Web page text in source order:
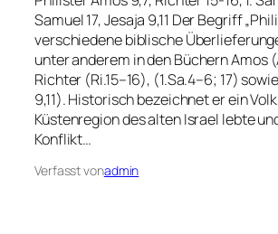
Samuel 17, Jesaja 9,11 Der Begriff
verschiedene biblische
unter anderem in den Büchern Amos
Richter (Ri.15–16), (1.Sa.4–6; 17)
9,11). Historisch bezeichnet er ein
Küstenregion des alten Israel lebte
Konflikt…
Verfasst vonadmin